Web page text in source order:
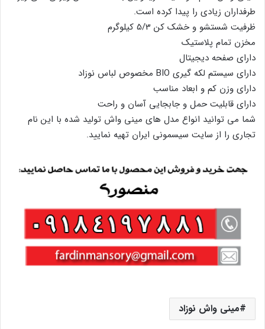
طرفداران زیادی را پیدا کرده است.
ظرفیت شستشو و خشک کن 5/3 کیلوگرم
مخزن تمام پلاستیک
دارای صفحه دیجیتال
دارای سیستم لکه گیری BIO مخصوص لباس نوزاد
دارای وزن کم و ابعاد مناسب
دارای قابلیت حمل و جابجایی آسان و راحت
شما می توانید انواع مدل های مینی واش تولید شده با این نام
تجاری را از سایت سیسمونی ایران تهیه نمایید.
مینی واش نوزاد